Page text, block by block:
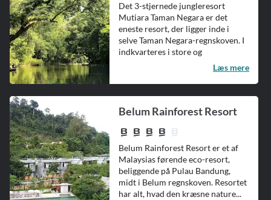
Det 3-stjernede jungleresort
Mutiara Taman Negara er det
eneste resort, der ligger inde i
selve Taman Negara-regnskoven. I
indkvarteres i store og
Læs mere
Belum Rainforest Resort
Belum Rainforest Resort er et af
Malaysias førende eco-resort,
beliggende på Pulau Bandung,
midt i Belum regnskoven. Resortet
har alt, hvad den kræsne nature...